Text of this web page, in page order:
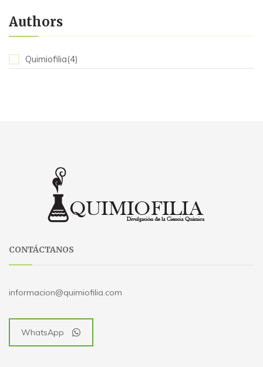
Authors
Quimiofilia(4)
CONTÁCTANOS
informacion@quimiofilia.com
WhatsApp